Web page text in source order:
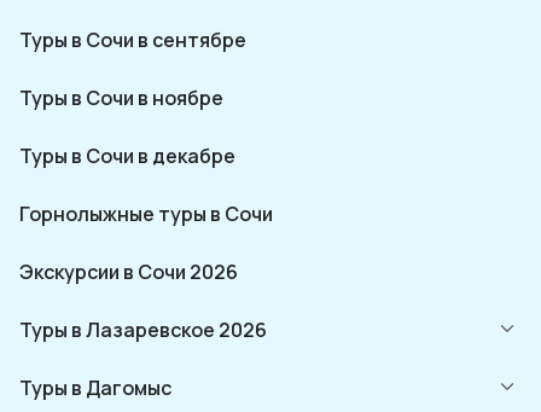
Туры в Сочи в сентябре
Туры в Сочи в ноябре
Туры в Сочи в декабре
Горнолыжные туры в Сочи
Экскурсии в Сочи 2026
Туры в Лазаревское 2026
Туры в Дагомыс